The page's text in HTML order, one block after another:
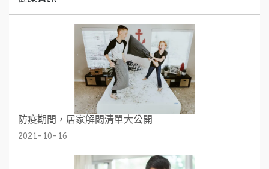
防疫期間，居家解悶清單大公開
2021-10-16